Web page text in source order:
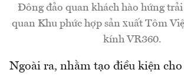
Đông đảo quan khách hào hứng
quan Khu phức hợp sản xuất Tôm
kính VR360.
Ngoài ra, nhằm tạo điều kiện